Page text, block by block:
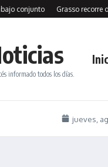
Grasso recorre
informado todos los días.
jueves,